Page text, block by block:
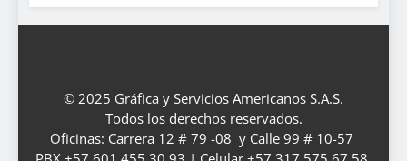
© 2025 Gráfica y Servicios Americanos S.A.S.
Todos los derechos reservados.
Oficinas: Carrera 12 # 79 -08 y Calle 99 # 10-57